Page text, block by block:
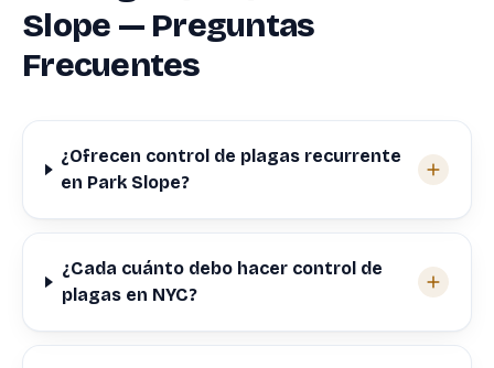
Slope — Preguntas
Frecuentes
¿Ofrecen control de plagas recurrente
en Park Slope?
¿Cada cuánto debo hacer control de
plagas en NYC?